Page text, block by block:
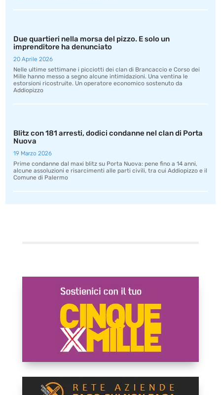
Due quartieri nella morsa del pizzo. E solo un
imprenditore ha denunciato
20 Aprile 2026
Nelle ultime settimane i picciotti dei clan di Brancaccio e Corso dei
Mille hanno messo a segno alcune intimidazioni. Una ventina le
estorsioni ricostruite. Un operatore economico sostenuto da
Addiopizzo
Blitz con 181 arresti, dodici condanne nel clan di Porta
Nuova
19 Marzo 2026
Prime condanne dal maxi blitz su Porta Nuova: pene fino a 14 anni,
alcune assoluzioni e risarcimenti alle parti civili, tra cui Addiopizzo e il
Comune di Palermo